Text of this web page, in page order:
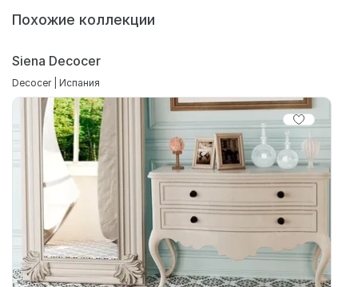
Похожие коллекции
Siena Decocer
Decocer | Испания